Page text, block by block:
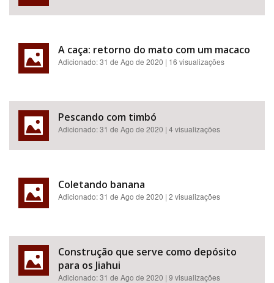
A caça: retorno do mato com um macaco
Adicionado:31 de Ago de 2020 | 16 visualizações
Pescando com timbó
Adicionado:31 de Ago de 2020 | 4 visualizações
Coletando banana
Adicionado:31 de Ago de 2020 | 2 visualizações
Construção que serve como depósito
para os Jiahui
Adicionado:31 de Ago de 2020 | 9 visualizações